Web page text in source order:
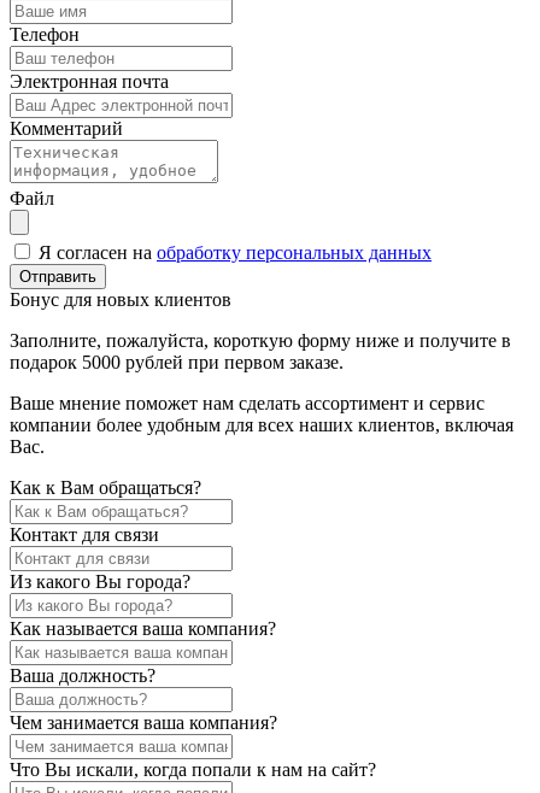
Телефон
Электронная почта
Комментарий
Файл
Я согласен на обработку персональных данных
Отправить
Бонус для новых клиентов
Заполните, пожалуйста, короткую форму ниже и получите в
подарок 5000 рублей при первом заказе.
Ваше мнение поможет нам сделать ассортимент и сервис
компании более удобным для всех наших клиентов, включая
Вас.
Как к Вам обращаться?
Контакт для связи
Из какого Вы города?
Как называется ваша компания?
Ваша должность?
Чем занимается ваша компания?
Что Вы искали, когда попали к нам на сайт?